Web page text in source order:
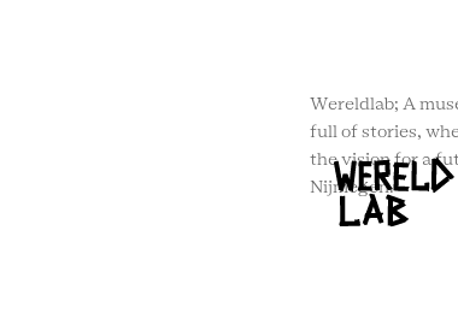
Wereldlab; A
full of stories,
the vision for a
Nijmegen.